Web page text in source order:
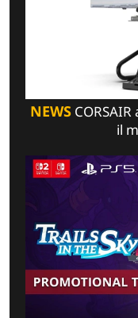
NEWSCORSAIR
il